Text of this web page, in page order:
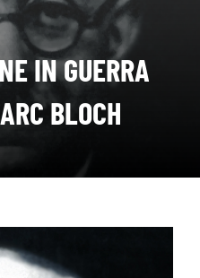
IN GUERRA
BLOCH